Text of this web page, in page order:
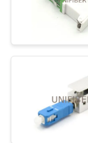
ตัว
แสง